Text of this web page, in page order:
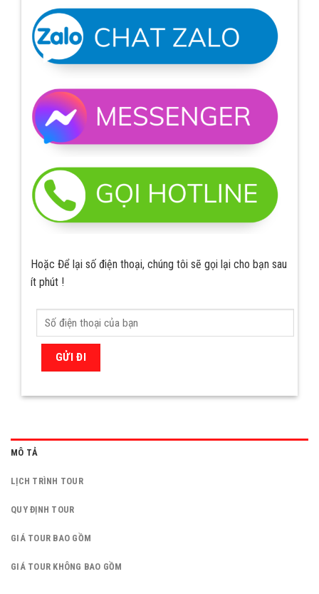
Hoặc Để lại số điện thoại, chúng tôi sẽ gọi lại cho bạn sau
ít phút !
MÔ TẢ
LỊCH TRÌNH TOUR
QUY ĐỊNH TOUR
GIÁ TOUR BAO GỒM
GIÁ TOUR KHÔNG BAO GỒM